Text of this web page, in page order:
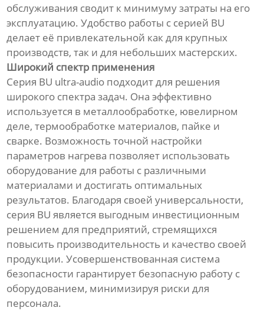
обслуживания сводит к минимуму затраты на его
эксплуатацию. Удобство работы с серией BU
делает её привлекательной как для крупных
производств, так и для небольших мастерских.
Широкий спектр применения
Серия BU ultra-audio подходит для решения
широкого спектра задач. Она эффективно
используется в металлообработке, ювелирном
деле, термообработке материалов, пайке и
сварке. Возможность точной настройки
параметров нагрева позволяет использовать
оборудование для работы с различными
материалами и достигать оптимальных
результатов. Благодаря своей универсальности,
серия BU является выгодным инвестиционным
решением для предприятий, стремящихся
повысить производительность и качество своей
продукции. Усовершенствованная система
безопасности гарантирует безопасную работу с
оборудованием, минимизируя риски для
персонала.